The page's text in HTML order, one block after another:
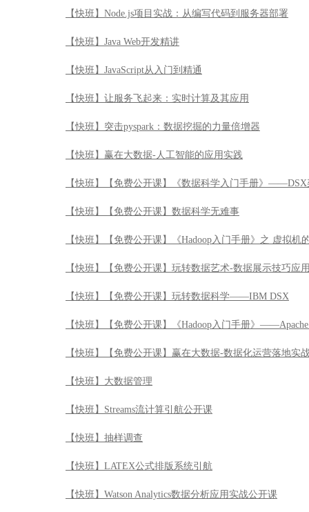
【快班】赢在大数据-人工智能的应用实践
【快班】【免费公开课】《数据科学入门手册》——DSX
【快班】【免费公开课】数据科学无难事
【快班】【免费公开课】《Hadoop入门手册》之 虚拟机
【快班】【免费公开课】玩转数据艺术-数据展示技巧应
【快班】【免费公开课】玩转数据科学——IBM DSX
【快班】【免费公开课】《Hadoop入门手册》——Apache
【快班】【免费公开课】赢在大数据-数据化运营落地实
【快班】大数据管理
【快班】Streams流计算引航公开课
【快班】抽样调查
【快班】LATEX公式排版系统引航
【快班】Watson Analytics数据分析应用实战公开课
【快班】数据陷阱解读
【快班】R七种武器之文本挖掘包tm
【快班】R七种武器之可视化JS库HTMLWidgets包
【快班】R七种武器之数据加工厂plyr
【快班】R七种武器之交互化展示包shiny